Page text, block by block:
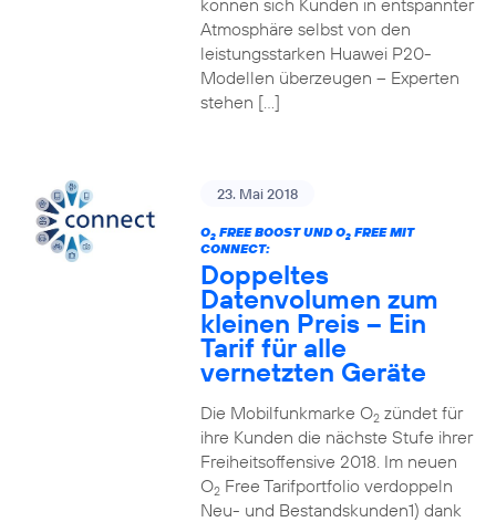
können sich Kunden in entspannter
Atmosphäre selbst von den
leistungsstarken Huawei P20-
Modellen überzeugen – Experten
stehen […]
23. Mai 2018
O2FREE BOOST UND O2FREE MIT
CONNECT:
Doppeltes
Datenvolumen zum
kleinen Preis – Ein
Tarif für alle
vernetzten Geräte
Die Mobilfunkmarke O2zündet für
ihre Kunden die nächste Stufe ihrer
Freiheitsoffensive 2018. Im neuen
O2Free Tarifportfolio verdoppeln
Neu- und Bestandskunden1) dank